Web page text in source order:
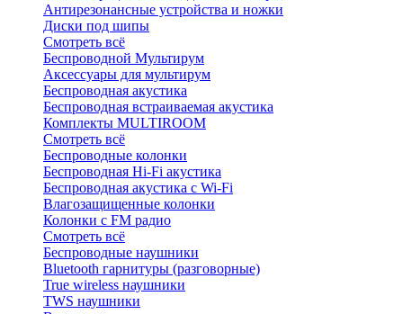
Антирезонансные устройства и ножки
Диски под шипы
Смотреть всё
Беспроводной Мультирум
Аксессуары для мультирум
Беспроводная акустика
Беспроводная встраиваемая акустика
Комплекты MULTIROOM
Смотреть всё
Беспроводные колонки
Беспроводная Hi-Fi акустика
Беспроводная акустика с Wi-Fi
Влагозащищенные колонки
Колонки с FM радио
Смотреть всё
Беспроводные наушники
Bluetоoth гарнитуры (разговорные)
True wireless наушники
TWS наушники